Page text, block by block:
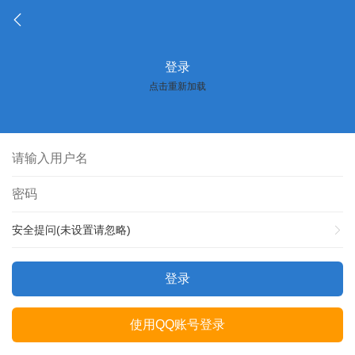
登录
点击重新加载
安全提问(未设置请忽略)
登录
使用QQ账号登录